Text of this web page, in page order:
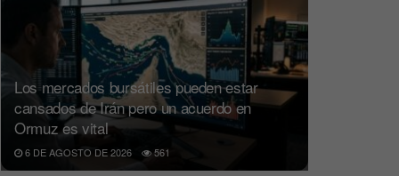
Los mercados bursátiles pueden estar
cansados de Irán pero un acuerdo en
Ormuz es vital
6 DE AGOSTO DE 2026 561